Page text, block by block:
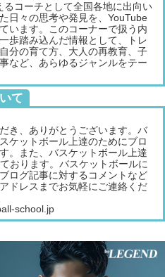
コーチとして全国各地に出向い
日々の思考や発見を、YouTube
います。このコーナーで扱う内
歩踏み込んだ情報として、トレ
分の育て方、大人の再教育、子
など、あらゆるジャンルをテー
て
き、ありがとうございます。バ
ケットボール上達のためにブロ
。また、バスケットボール上達
おります。バスケットボールに
ログ記事に対するコメントなど
ドレスまでお気軽にご連絡くだ
school.jp